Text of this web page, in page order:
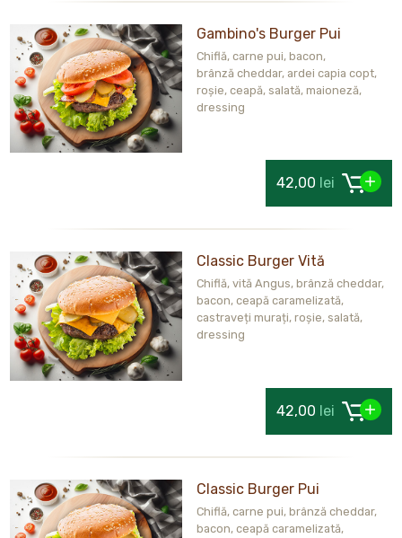
Gambino's Burger Pui
Chiflă, carne pui, bacon,
brânză cheddar, ardei capia copt,
roșie, ceapă, salată, maioneză,
dressing
42,00 lei
Classic Burger Vită
Chiflă, vită Angus, brânză cheddar,
bacon, ceapă caramelizată,
castraveți murați, roșie, salată,
dressing
42,00 lei
Classic Burger Pui
Chiflă, carne pui, brânză cheddar,
bacon, ceapă caramelizată,